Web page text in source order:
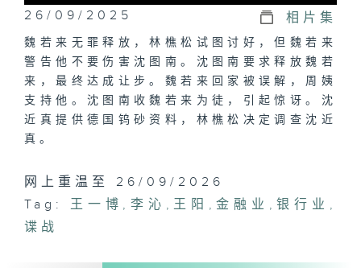
26/09/2025 相片集
魏若来无罪释放，林樵松试图讨好，但魏若来
警告他不要伤害沈图南。沈图南要求释放魏若
来，最终达成让步。魏若来回家被误解，周姨
支持他。沈图南收魏若来为徒，引起惊讶。沈
近真提供德国钨砂资料，林樵松决定调查沈近
真。
网上重温至 26/09/2026
Tag:
王一博 , 李沁 , 王阳 , 金融业 , 银行业 ,
谍战